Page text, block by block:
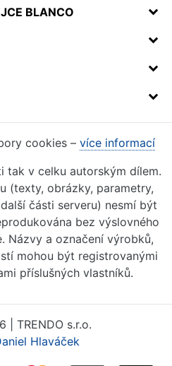
BLANCO
cookies – více informací
tak v celku autorským dílem.
(texty, obrázky, parametry,
části serveru) nesmí být
bez výslovného
Názvy a označení výrobků,
mohou být registrovanými
příslušných vlastníků.
| TRENDO s.r.o.
Hlaváček